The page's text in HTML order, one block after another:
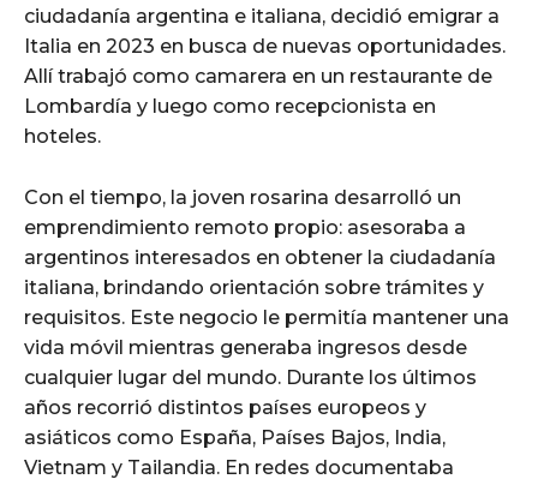
ciudadanía argentina e italiana, decidió emigrar a
Italia en 2023 en busca de nuevas oportunidades.
Allí trabajó como camarera en un restaurante de
Lombardía y luego como recepcionista en
hoteles.
Con el tiempo, la joven rosarina desarrolló un
emprendimiento remoto propio: asesoraba a
argentinos interesados en obtener la ciudadanía
italiana, brindando orientación sobre trámites y
requisitos. Este negocio le permitía mantener una
vida móvil mientras generaba ingresos desde
cualquier lugar del mundo. Durante los últimos
años recorrió distintos países europeos y
asiáticos como España, Países Bajos, India,
Vietnam y Tailandia. En redes documentaba